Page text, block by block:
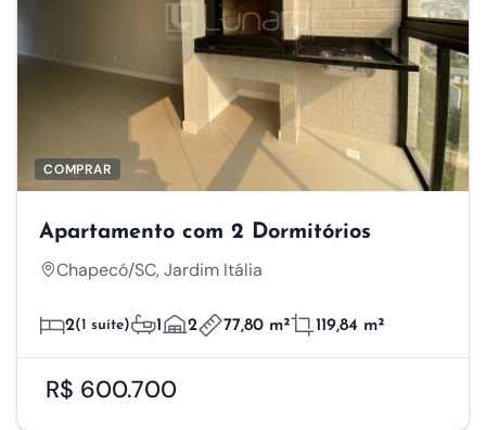
COMPRAR
Apartamento com 2 Dormitórios
Chapecó/SC, Jardim Itália
2(1 suíte) 1 2 77,80 m² 119,84 m²
R$ 600.700